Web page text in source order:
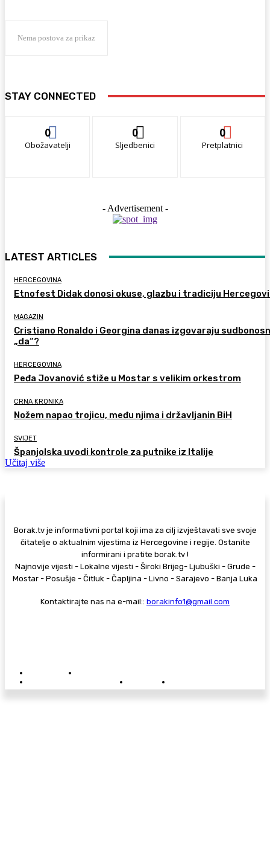
Nema postova za prikaz
STAY CONNECTED
0
Obožavatelji
0
Sljedbenici
0
Pretplatnici
- Advertisement -
LATEST ARTICLES
HERCEGOVINA
Etnofest Didak donosi okuse, glazbu i tradiciju
MAGAZIN
Cristiano Ronaldo i Georgina danas izgovaraju
„da“?
HERCEGOVINA
Peđa Jovanović stiže u Mostar s velikim orkestrom
CRNA KRONIKA
Nožem napao trojicu, među njima i državljanin BiH
SVIJET
Španjolska uvodi kontrole za putnike iz Italije
Učitaj više
Borak.tv je informativni portal koji ima za cilj izvještavati sve svoje
čitatelje o aktualnim vijestima iz Hercegovine i regije. Ostanite
informirani i pratite borak.tv !
Najnovije vijesti - Lokalne vijesti - Široki Brijeg- Ljubuški - Grude -
Mostar - Posušje - Čitluk - Čapljina - Livno - Sarajevo - Banja Luka
Kontaktirajte nas na e-mail:: borakinfo1@gmail.com